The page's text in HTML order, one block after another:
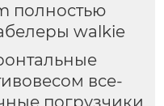
полностью
walkie
все-